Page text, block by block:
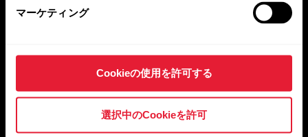
マーケティング
Cookieの使用を許可する
選択中のCookieを許可